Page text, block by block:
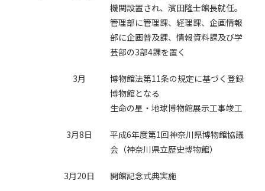
機関設置され、濱田隆士館長就任。
管理部に管理課、経理課、企画情報
部に企画普及課、情報資料課及び学
芸部の3部4課を置く
3月
博物館法第11条の規定に基づく登録
博物館となる
生命の星・地球博物館展示工事竣工
3月8日
平成6年度第1回神奈川県博物館協議
会（神奈川県立歴史博物館）
3月20日 開館記念式典実施